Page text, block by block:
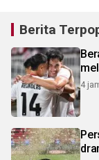
Berita
4